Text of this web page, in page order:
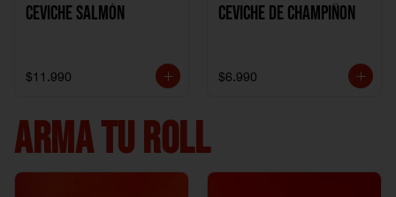
Ceviche Salmón
$11.990
Ceviche de Champiñon
$6.990
ARMA TU ROLL